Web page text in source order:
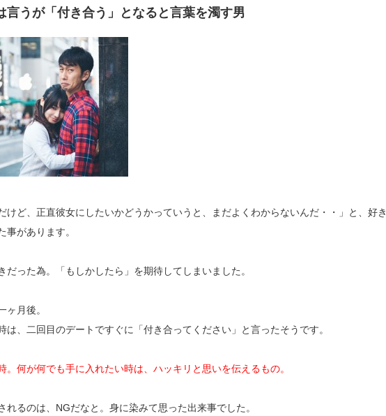
うが「付き合う」となると言葉を濁す男
けど、正直彼女にしたいかどうかっていうと、まだよくわからないんだ・・」と、好き
事があります。
だった為。「もしかしたら」を期待してしまいました。
ヶ月後。
は、二回目のデートですぐに「付き合ってください」と言ったそうです。
。何が何でも手に入れたい時は、ハッキリと思いを伝えるもの。
れるのは、NGだなと。身に染みて思った出来事でした。